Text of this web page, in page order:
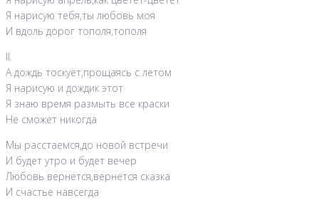
Я нарисую тебя,ты любовь моя
И вдоль дорог тополя,тополя
II.
А дождь тоскует,прощаясь с летом
Я нарисую и дождик этот
Я знаю время размыть все краски
Не сможет никогда
Мы расстаемся,до новой встречи
И будет утро и будет вечер
Любовь вернется,вернется сказка
И счастье навсегда